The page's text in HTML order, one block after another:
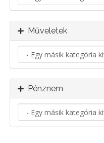
Műveletek
Pénznem